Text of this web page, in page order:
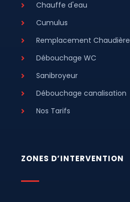
Chauffe d'eau
Cumulus
Remplacement Chaudière
Débouchage WC
Sanibroyeur
Débouchage canalisation
Nos Tarifs
ZONES D’INTERVENTION